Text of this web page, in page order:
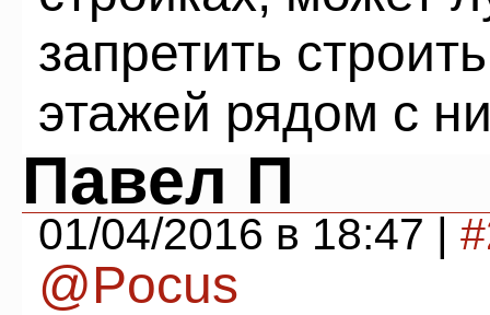
запретить
этажей рядом с
Павел П
01/04/2016 в 18:47 |
@Pocus